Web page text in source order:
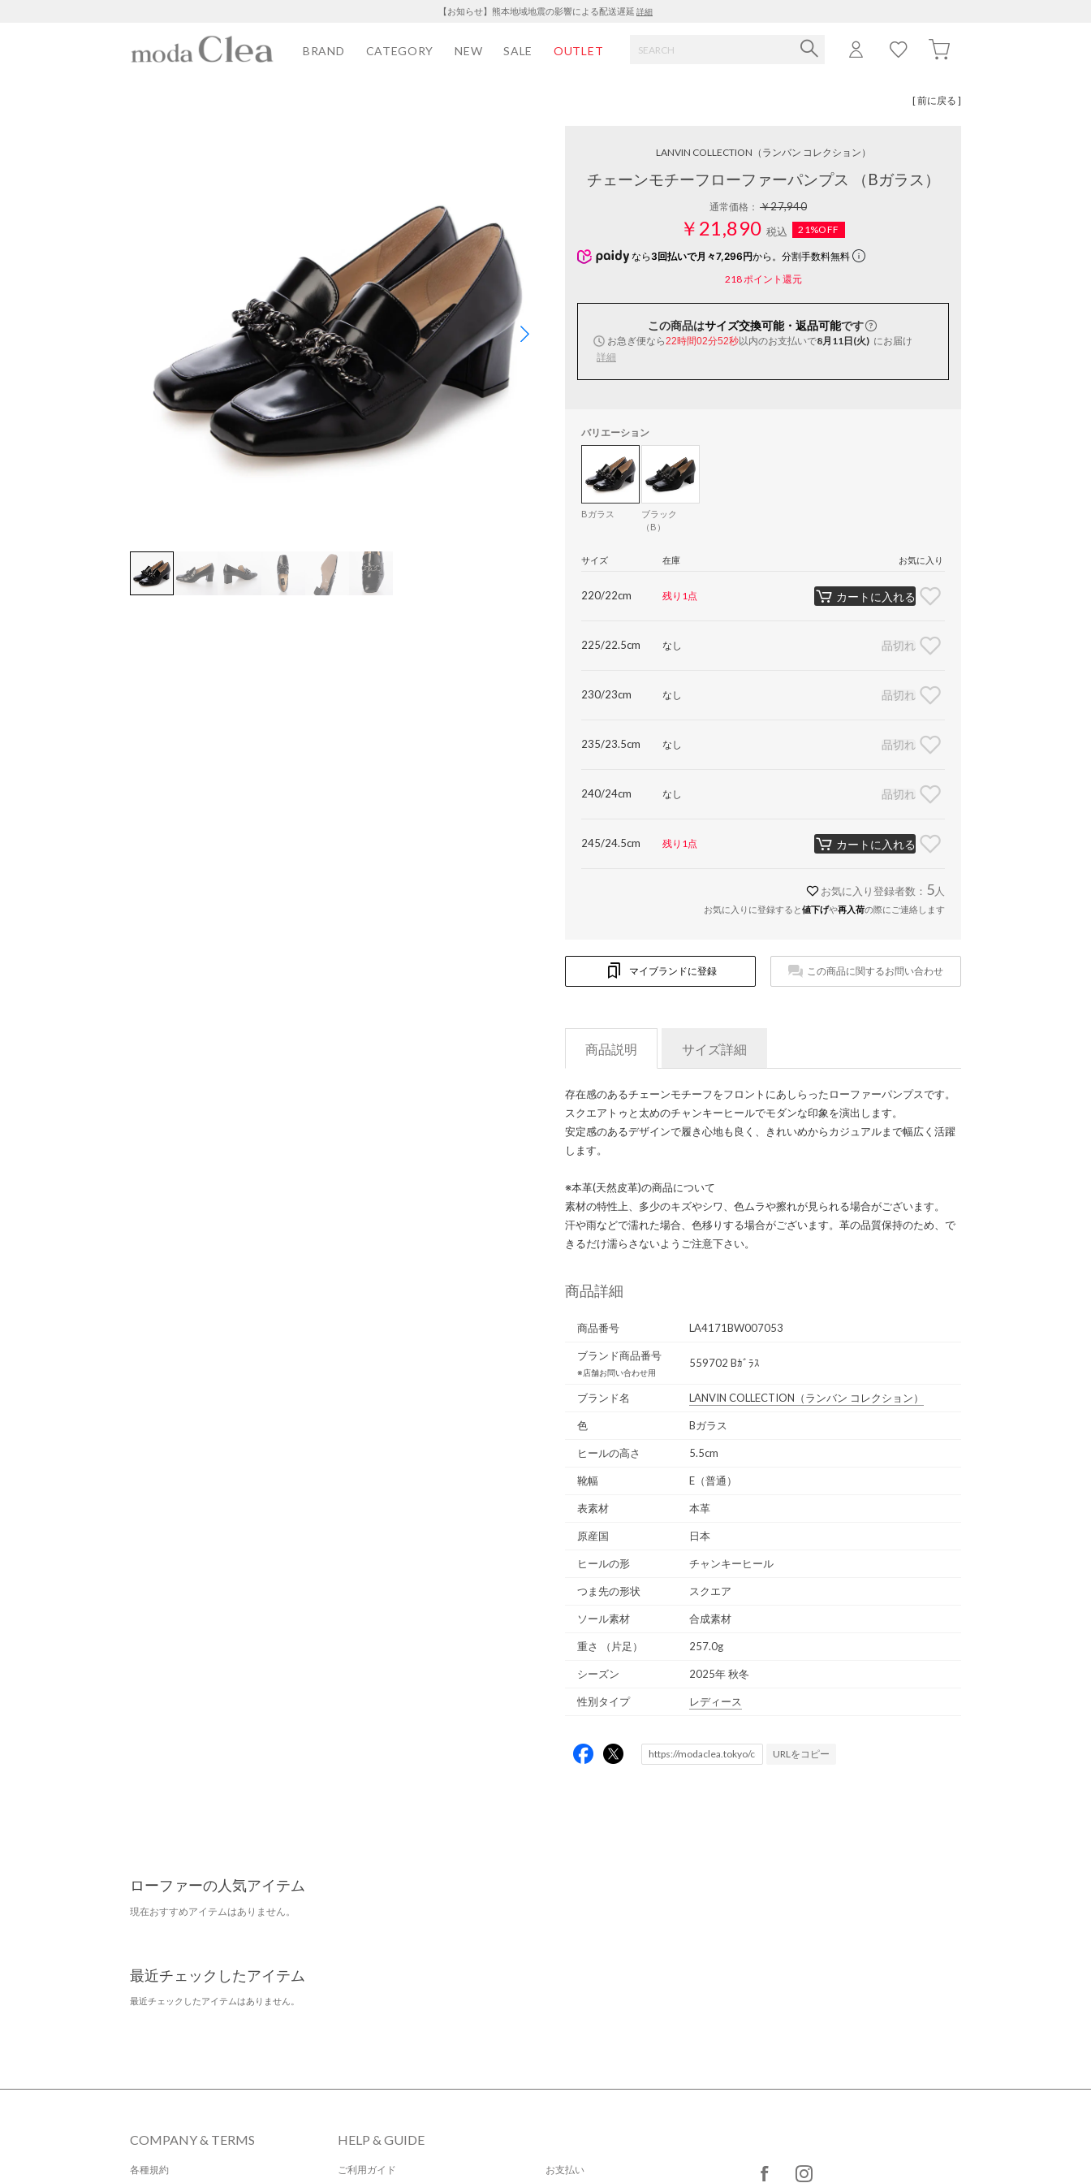
【お知らせ】熊本地域地震の影響による配送遅延 詳細
BRAND CATEGORY NEW SALE OUTLET
[ 前に戻る ]
LANVIN COLLECTION （ランバン コレクション）
チェーンモチーフローファーパンプス （Bガラス）
通常価格：￥27,940
￥21,890 税込 21%OFF
なら 3回払いで月々7,296円から。分割手数料無料
218ポイント還元
この商品はサイズ交換可能・返品可能です
お急ぎ便なら22時間02分51秒以内のお支払いで8月11日(火) にお届け
詳細
バリエーション
Bガラス
ブラック
（B）
サイズ 在庫 お気に入り
220/22cm 残り1点 カートに入れる
225/22.5cm なし 品切れ
230/23cm なし 品切れ
235/23.5cm なし 品切れ
240/24cm なし 品切れ
245/24.5cm 残り1点 カートに入れる
お気に入り登録者数： 5 人
お気に入りに登録すると値下げや再入荷の際にご連絡します
マイブランドに登録 この商品に関するお問い合わせ
商品説明 サイズ詳細
存在感のあるチェーンモチーフをフロントにあしらったローファーパンプスです。
スクエアトゥと太めのチャンキーヒールでモダンな印象を演出します。
安定感のあるデザインで履き心地も良く、きれいめからカジュアルまで幅広く活躍
します。
※本革(天然皮革)の商品について
素材の特性上、多少のキズやシワ、色ムラや擦れが見られる場合がございます。
汗や雨などで濡れた場合、色移りする場合がございます。革の品質保持のため、で
きるだけ濡らさないようご注意下さい。
商品詳細
商品番号 LA4171BW007053
ブランド商品番号
※店舗お問い合わせ用
559702 Bｶﾞﾗｽ
ブランド名 LANVIN COLLECTION （ランバン コレクション）
色 Bガラス
ヒールの高さ 5.5cm
靴幅 E（普通）
表素材 本革
原産国 日本
ヒールの形 チャンキーヒール
つま先の形状 スクエア
ソール素材 合成素材
重さ （片足） 257.0g
シーズン 2025年 秋冬
性別タイプ レディース
URLをコピー
ローファーの人気アイテム
現在おすすめアイテムはありません。
最近チェックしたアイテム
最近チェックしたアイテムはありません。
COMPANY & TERMS
各種規約
HELP & GUIDE
ご利用ガイド お支払い